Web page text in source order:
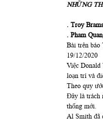
NHỮNG
. Troy
. Pham
Bài trên báo
19/12/2020
Việc Donald
loạn trí và
Theo quy
Đây là trách
thống mới.
Al Smith đã